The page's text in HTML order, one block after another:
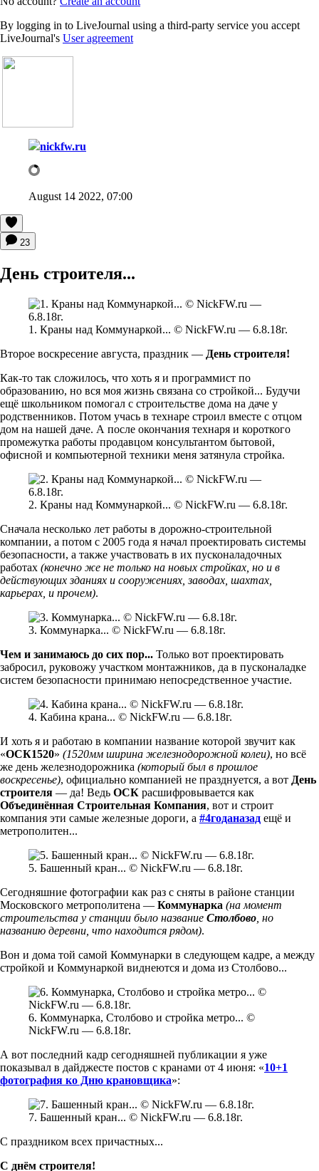
By logging in to LiveJournal using a third-party service you accept
LiveJournal's User agreement
nickfw.ru
August 14 2022, 07:00
23
День строителя...
1. Краны над Коммунаркой... © NickFW.ru — 6.8.18г.
Второе воскресение августа, праздник — День строителя!
Как-то так сложилось, что хоть я и программист по
образованию, но вся моя жизнь связана со стройкой... Будучи
ещё школьником помогал с строительстве дома на даче у
родственников. Потом учась в технаре строил вместе с отцом
дом на нашей даче. А после окончания технаря и короткого
промежутка работы продавцом консультантом бытовой,
офисной и компьютерной техники меня затянула стройка.
2. Краны над Коммунаркой... © NickFW.ru — 6.8.18г.
Сначала несколько лет работы в дорожно-строительной
компании, а потом с 2005 года я начал проектировать системы
безопасности, а также участвовать в их пусконаладочных
работах (конечно же не только на новых стройках, но и в
действующих зданиях и сооружениях, заводах, шахтах,
карьерах, и прочем).
3. Коммунарка... © NickFW.ru — 6.8.18г.
Чем и занимаюсь до сих пор... Только вот проектировать
забросил, руковожу участком монтажников, да в пусконаладке
систем безопасности принимаю непосредственное участие.
4. Кабина крана... © NickFW.ru — 6.8.18г.
И хоть я и работаю в компании название которой звучит как
«ОСК1520» (1520мм ширина железнодорожной колеи), но всё
же день железнодорожника (который был в прошлое
воскресенье), официально компанией не празднуется, а вот День
строителя — да! Ведь ОСК расшифровывается как
Объединённая Строительная Компания, вот и строит
компания эти самые железные дороги, а #4годаназад ещё и
метрополитен...
5. Башенный кран... © NickFW.ru — 6.8.18г.
Сегодняшние фотографии как раз с сняты в районе станции
Московского метрополитена — Коммунарка (на момент
строительства у станции было название Столбово , но
названию деревни, что находится рядом).
Вон и дома той самой Коммунарки в следующем кадре, а между
стройкой и Коммунаркой виднеются и дома из Столбово...
6. Коммунарка, Столбово и стройка метро... ©
NickFW.ru — 6.8.18г.
А вот последний кадр сегодняшней публикации я уже
показывал в дайджесте постов с кранами от 4 июня: «10+1
фотография ко Дню крановщика»:
7. Башенный кран... © NickFW.ru — 6.8.18г.
С праздником всех причастных...
С днём строителя!